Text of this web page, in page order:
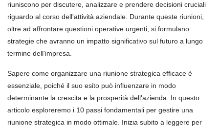
riuniscono per discutere, analizzare e prendere decisioni cruciali
riguardo al corso dell'attività aziendale. Durante queste riunioni,
oltre ad affrontare questioni operative urgenti, si formulano
strategie che avranno un impatto significativo sul futuro a lungo
termine dell'impresa.
Sapere come organizzare una riunione strategica efficace è
essenziale, poiché il suo esito può influenzare in modo
determinante la crescita e la prosperità dell'azienda. In questo
articolo esploreremo i 10 passi fondamentali per gestire una
riunione strategica in modo ottimale. Inizia subito a leggere per